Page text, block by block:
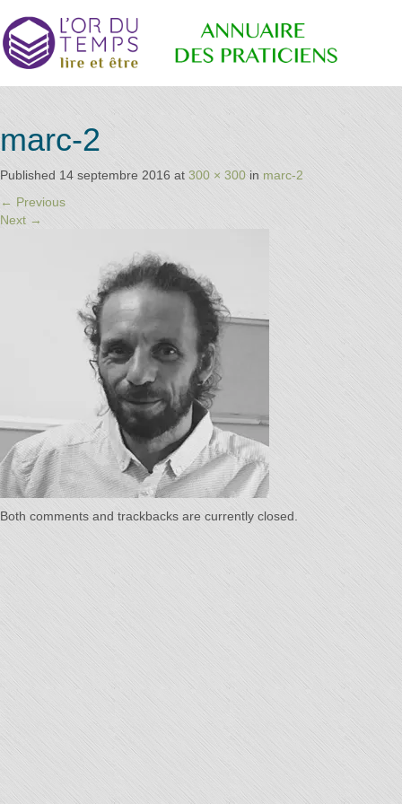
Annuaire
des
Praticiens
"L'Or du
Temps"
les
praticiens
conseillé
par la
marc-2
Published 14 septembre 2016 at 300 × 300in marc-2
← Previous
Next →
Both comments and trackbacks are currently closed.